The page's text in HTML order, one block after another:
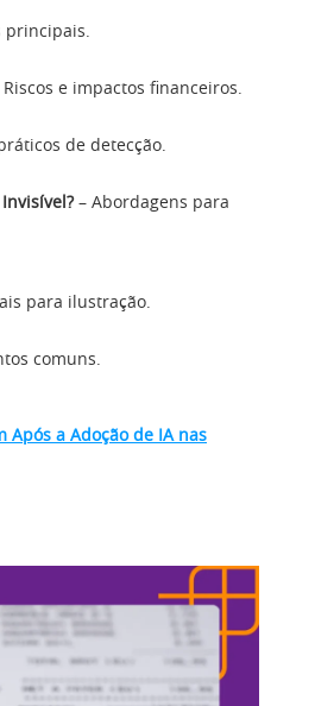
principais.
e impactos financeiros.
de detecção.
– Abordagens para
para ilustração.
comuns.
Após a Adoção de IA nas